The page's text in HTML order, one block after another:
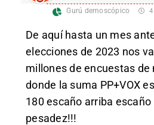
Gurú demoscópico
De aquí hasta un mes
elecciones de 2023 nos
millones de encuestas de
donde la suma PP+VOX
180 escaño arriba escaño
pesadez!!!